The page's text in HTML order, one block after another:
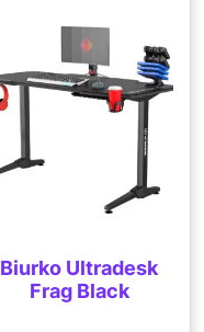
Biurko Ultradesk
Frag Black